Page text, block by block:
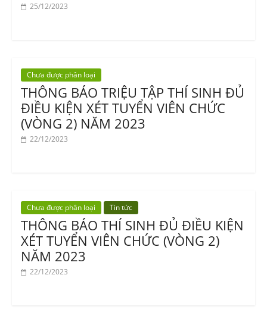
25/12/2023
Chưa được phân loại
THÔNG BÁO TRIỆU TẬP THÍ SINH ĐỦ
ĐIỀU KIỆN XÉT TUYỂN VIÊN CHỨC
(VÒNG 2) NĂM 2023
22/12/2023
Chưa được phân loại Tin tức
THÔNG BÁO THÍ SINH ĐỦ ĐIỀU KIỆN
XÉT TUYỂN VIÊN CHỨC (VÒNG 2)
NĂM 2023
22/12/2023